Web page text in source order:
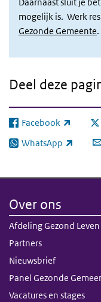
Daarnaast sluit je
mogelijk is. Werk
Gezonde Gemeente.
Deel deze
Facebook
(externe link)
WhatsApp
(externe link)
Over ons
Afdeling Gezond Leven
Partners
Nieuwsbrief
Panel Gezonde
Vacatures en stages